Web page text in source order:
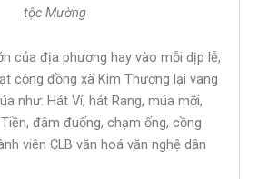
tộc Mường
của địa phương hay vào mỗi dịp lễ,
cộng đồng xã Kim Thượng lại vang
như: Hát Ví, hát Rang, múa mỡi,
đâm đuống, chạm ống, cồng
viên CLB văn hoá văn nghệ dân